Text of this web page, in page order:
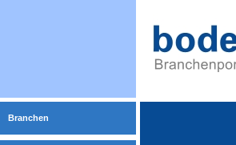
Branchen